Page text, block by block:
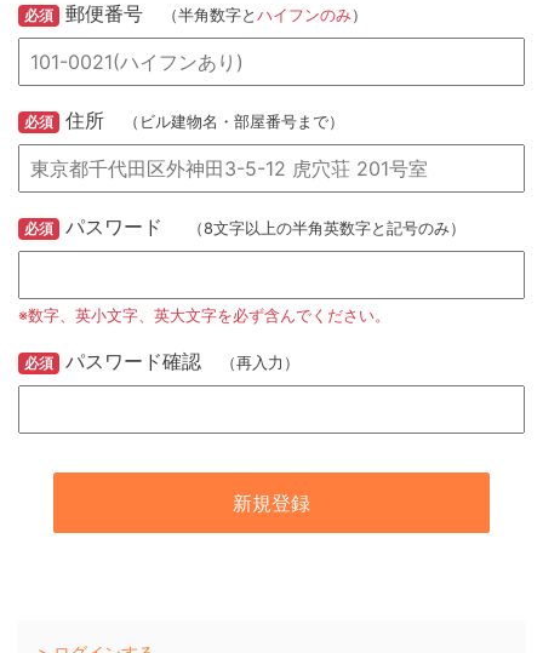
必須 郵便番号 （半角数字と ハイフンのみ）
必須 住所 （ビル建物名・部屋番号まで）
必須 パスワード （8文字以上の半角英数字と記号のみ）
※数字、英小文字、英大文字を必ず含んでください。
必須 パスワード確認 （再入力）